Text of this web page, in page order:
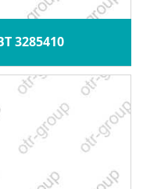
3285410